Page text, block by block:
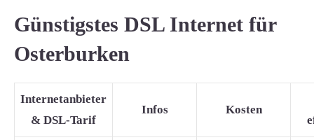
Günstigstes DSL Internet für
Osterburken
Internetanbieter
& DSL-Tarif
Infos Kosten